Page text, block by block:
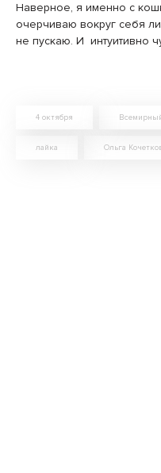
Наверное, я именно с
очерчиваю вокруг себя
не пускаю. И интуитивно
4 октября
лайка Ольга